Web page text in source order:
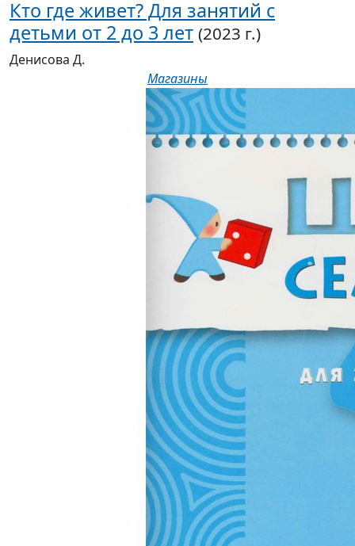
Кто где живет? Для занятий с
детьми от 2 до 3 лет (2023 г.)
Денисова Д.
Магазины